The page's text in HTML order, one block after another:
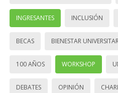
INGRESANTES INCLUSIÓN
BECAS BIENESTAR
100 AÑOS WORKSHOP
DEBATES OPINIÓN